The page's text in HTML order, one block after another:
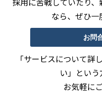
なら、ぜひ一
お問
「サービスについて詳
い」という
お気軽に